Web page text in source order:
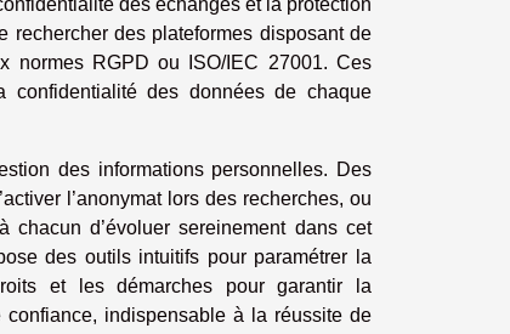
rechercher des plateformes disposant de
normes RGPD ou ISO/IEC 27001. Ces
confidentialité des données de chaque
des informations personnelles. Des
l’anonymat lors des recherches, ou
d’évoluer sereinement dans cet
des outils intuitifs pour paramétrer la
et les démarches pour garantir la
indispensable à la réussite de